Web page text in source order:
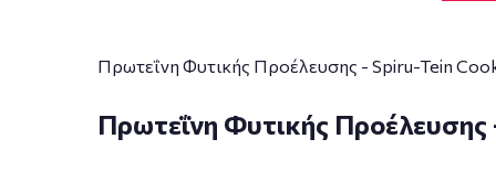
Πρωτεΐνη Φυτικής Προέλευσης - Spiru-Tein
Πρωτεΐνη Φυτικής